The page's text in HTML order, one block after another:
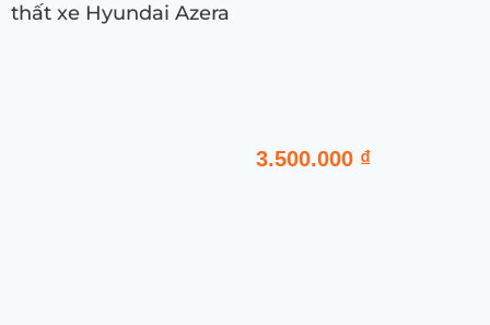
thất xe Hyundai Azera
3.500.000 ₫